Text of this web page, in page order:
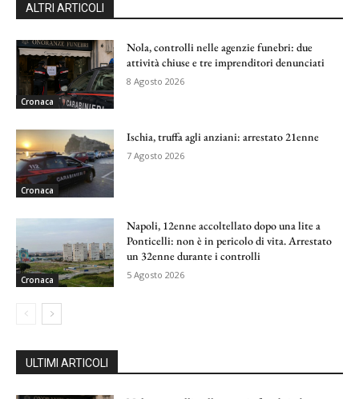
ALTRI ARTICOLI
Cronaca
Nola, controlli nelle agenzie funebri: due
attività chiuse e tre imprenditori denunciati
8 Agosto 2026
Cronaca
Ischia, truffa agli anziani: arrestato 21enne
7 Agosto 2026
Cronaca
Napoli, 12enne accoltellato dopo una lite a
Ponticelli: non è in pericolo di vita. Arrestato
un 32enne durante i controlli
5 Agosto 2026
ULTIMI ARTICOLI